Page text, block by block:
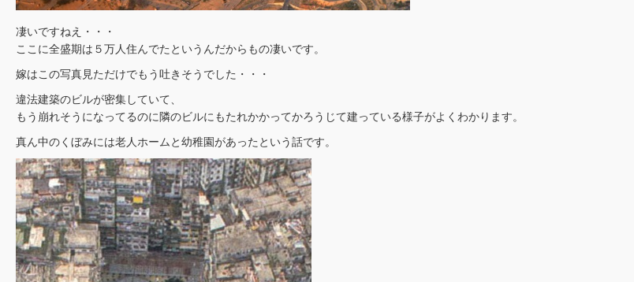
凄いですねえ・・・
ここに全盛期は５万人住んでたというんだからもの凄いです。
嫁はこの写真見ただけでもう吐きそうでした・・・
違法建築のビルが密集していて、
もう崩れそうになってるのに隣のビルにもたれかかってかろうじて建っている様子がよくわかります。
真ん中のくぼみには老人ホームと幼稚園があったという話です。